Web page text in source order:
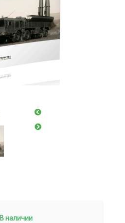
В наличии